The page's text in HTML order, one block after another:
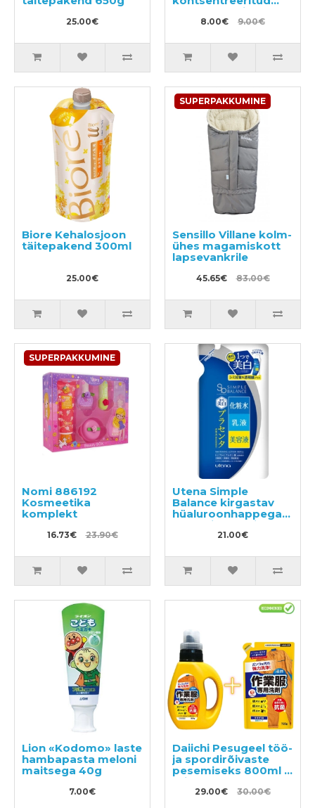
25.00€
pesu pesemisgeel,
täitepakend 350g
8.00€ 9.00€
Biore Kehalosjoon
täitepakend 300ml
25.00€
SUPERPAKKUMINE
Sensillo Villane kolm-
ühes magamiskott
lapsevankrile
45.65€ 83.00€
SUPERPAKKUMINE
Nomi 886192
Kosmeetika
komplekt
16.73€ 23.90€
Utena Simple
Balance kirgastav
hüaluroonhappega
näolosjoon, täide
21.00€
Lion «Kodomo» laste
hambapasta meloni
maitsega 40g
7.00€
Daiichi Pesugeel töö-
ja spordirõivaste
pesemiseks 800ml +
täide 720ml
29.00€ 30.00€